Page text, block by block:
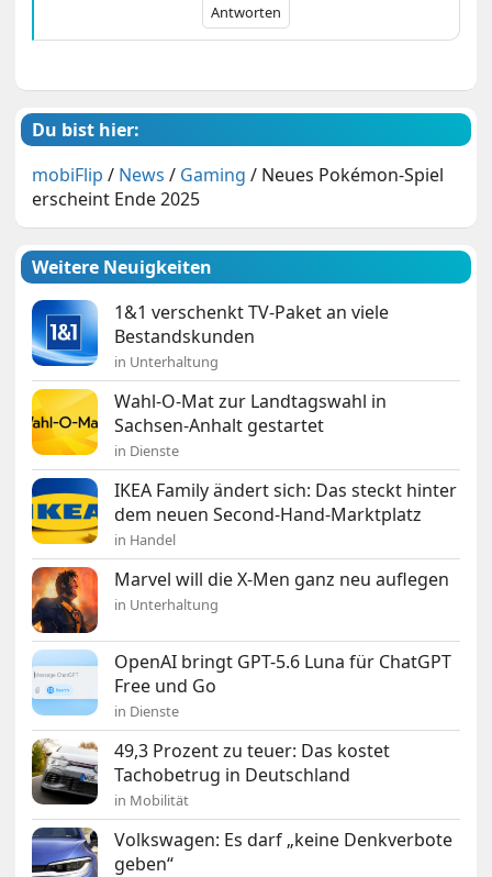
Antworten
Du bist hier:
mobiFlip / News / Gaming / Neues Pokémon-Spiel
erscheint Ende 2025
Weitere Neuigkeiten
1&1 verschenkt TV-Paket an viele
Bestandskunden
in Unterhaltung
Wahl-O-Mat zur Landtagswahl in
Sachsen-Anhalt gestartet
in Dienste
IKEA Family ändert sich: Das steckt hinter
dem neuen Second-Hand-Marktplatz
in Handel
Marvel will die X-Men ganz neu auflegen
in Unterhaltung
OpenAI bringt GPT-5.6 Luna für ChatGPT
Free und Go
in Dienste
49,3 Prozent zu teuer: Das kostet
Tachobetrug in Deutschland
in Mobilität
Volkswagen: Es darf „keine Denkverbote
geben“